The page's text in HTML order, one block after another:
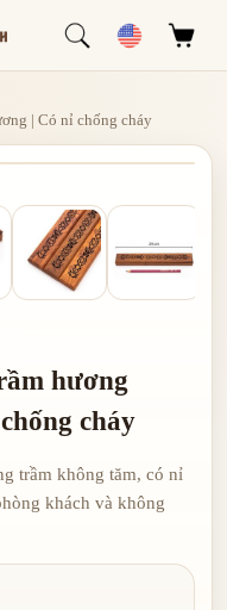
| Có nỉ chống cháy
hương
cháy
trầm không tăm, có nỉ
khách và không